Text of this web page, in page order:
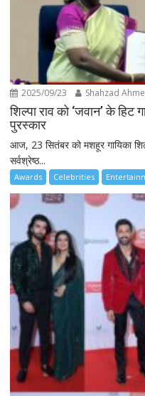
2025/09/23 Shahzad
शिल्पा राव को ‘जवान’ के हिट
पुरस्कार
आज, 23 सितंबर को मशहूर गायिका
सर्वश्रेष्ठ...
Awards Celebrities